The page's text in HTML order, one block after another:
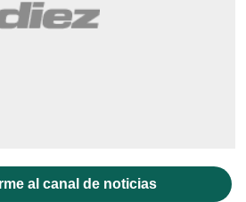
al canal de noticias